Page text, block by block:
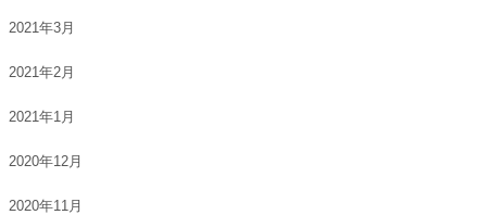
2021年3月
2021年2月
2021年1月
2020年12月
2020年11月